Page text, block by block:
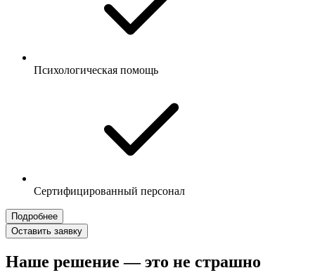
Психологическая помощь
Сертифицированный персонал
Подробнее
Оставить заявку
Наше решение — это не страшно